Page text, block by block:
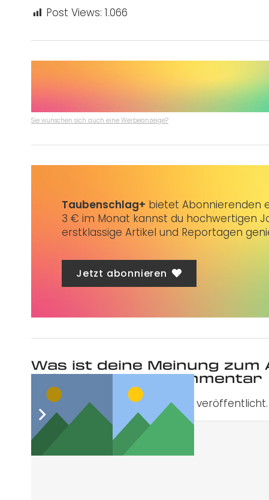
Post Views: 1.066
Sie wünschen sich auch eine Werbeanzeige?
Taubenschlag+ bietet Abonnierenden
3 € im Monat kannst du hochwertigen
erstklassige Artikel und Reportagen
Jetzt abonnieren
Was ist deine Meinung zum
Schreibe einen Kommentar
Deine E-Mail-Adresse wird nicht veröffentlicht.